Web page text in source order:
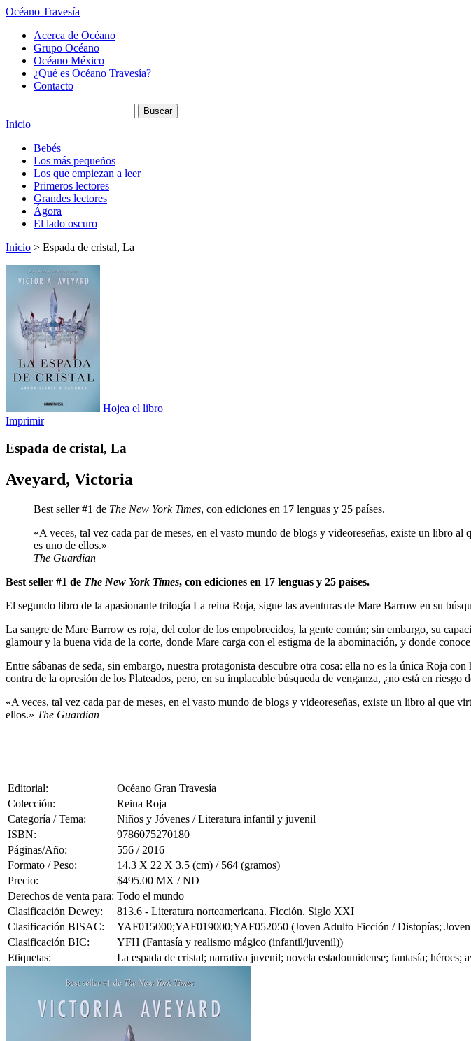
Océano Travesía
Acerca de Océano
Grupo Océano
Océano México
¿Qué es Océano Travesía?
Contacto
Inicio
Bebés
Los más pequeños
Los que empiezan a leer
Primeros lectores
Grandes lectores
Ágora
El lado oscuro
Inicio > Espada de cristal, La
Hojea el libro
Imprimir
Espada de cristal, La
Aveyard, Victoria
Best seller #1 de The New York Times, con ediciones en 17 lenguas y 25 países.
«A veces, tal vez cada par de meses, en el vasto mundo de blogs y videoreseñas, existe un libro
es uno de ellos.»
The Guardian
Best seller #1 de The New York Times, con ediciones en 17 lenguas y 25 países.
El segundo libro de la apasionante trilogía La reina Roja, sigue las aventuras de Mare Barrow en su
La sangre de Mare Barrow es roja, del color de los empobrecidos, la gente común; sin embargo, su
glamour y la buena vida de la corte, donde Mare carga con el estigma de la abominación, y donde
Entre sábanas de seda, sin embargo, nuestra protagonista descubre otra cosa: ella no es la única Roja
contra de la opresión de los Plateados, pero, en su implacable búsqueda de venganza, ¿no está en riesgo
«A veces, tal vez cada par de meses, en el vasto mundo de blogs y videoreseñas, existe un libro al que
ellos.» The Guardian
Editorial:
Océano Gran Travesía
Colección:
Reina Roja
Categoría / Tema:
Niños y Jóvenes / Literatura infantil y juvenil
ISBN:
9786075270180
Páginas/Año:
556 / 2016
Formato / Peso:
14.3 X 22 X 3.5 (cm) / 564 (gramos)
Precio:
$495.00 MX / ND
Derechos de venta para: Todo el mundo
Clasificación Dewey:
813.6 - Literatura norteamericana. Ficción. Siglo XXI
Clasificación BISAC:
YAF015000;YAF019000;YAF052050 (Joven Adulto Ficción / Distopías;
Clasificación BIC:
YFH (Fantasía y realismo mágico (infantil/juvenil))
Etiquetas:
La espada de cristal; narrativa juvenil; novela estadounidense; fantasía; héroes;